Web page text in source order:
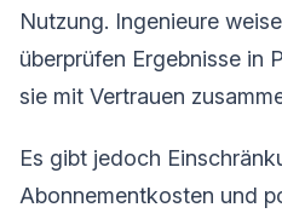
Nutzung. Ingenieure
überprüfen Ergebnisse in
sie mit Vertrauen
Es gibt jedoch
Abonnementkosten und